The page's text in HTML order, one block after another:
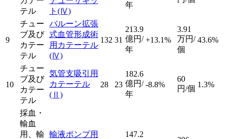
テル
ト (Ⅳ)
年
9
チュー
ブ及び
カテー
テル
バルーン拡張
式血管形成術
用カテーテル
(Ⅳ)
132 31
213.9
億円/
年
+13.1%
3.91
万円/
個
43.6%
10
チュー
ブ及び
カテー
テル
気管支吸引用
カテーテル
(Ⅱ)
28 23
182.6
億円/
年
-8.8%
60
円/個 1.3%
採血・
輸血
用、輸
輸液ポンプ用 147.2